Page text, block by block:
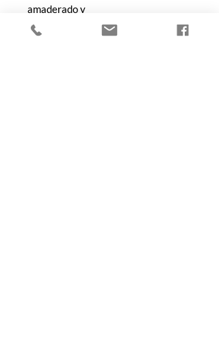
amaderado y
especiado. Luci ed Ombre es ideal
para quienes disfrutan de perfumes